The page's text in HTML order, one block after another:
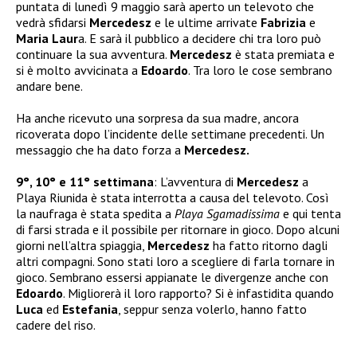
puntata di lunedì 9 maggio sarà aperto un televoto che
vedrà sfidarsi Mercedesz e le ultime arrivate Fabrizia e
Maria Laura. E sarà il pubblico a decidere chi tra loro può
continuare la sua avventura. Mercedesz è stata premiata e
si è molto avvicinata a Edoardo. Tra loro le cose sembrano
andare bene.
Ha anche ricevuto una sorpresa da sua madre, ancora
ricoverata dopo l’incidente delle settimane precedenti. Un
messaggio che ha dato forza a Mercedesz.
9°, 10° e 11° settimana: L’avventura di Mercedesz a
Playa Riunida è stata interrotta a causa del televoto. Così
la naufraga è stata spedita a Playa Sgamadissima e qui tenta
di farsi strada e il possibile per ritornare in gioco. Dopo alcuni
giorni nell’altra spiaggia, Mercedesz ha fatto ritorno dagli
altri compagni. Sono stati loro a scegliere di farla tornare in
gioco. Sembrano essersi appianate le divergenze anche con
Edoardo. Migliorerà il loro rapporto? Si è infastidita quando
Luca ed Estefania, seppur senza volerlo, hanno fatto
cadere del riso.